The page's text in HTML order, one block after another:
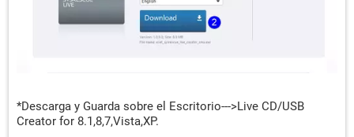
*Descarga y Guarda sobre el Escritorio--->Live CD/USB
Creator for 8.1,8,7,Vista,XP.